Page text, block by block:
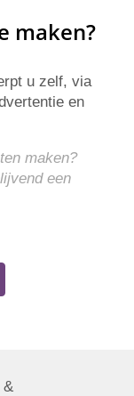
maken?
u zelf, via
en
maken?
een
&